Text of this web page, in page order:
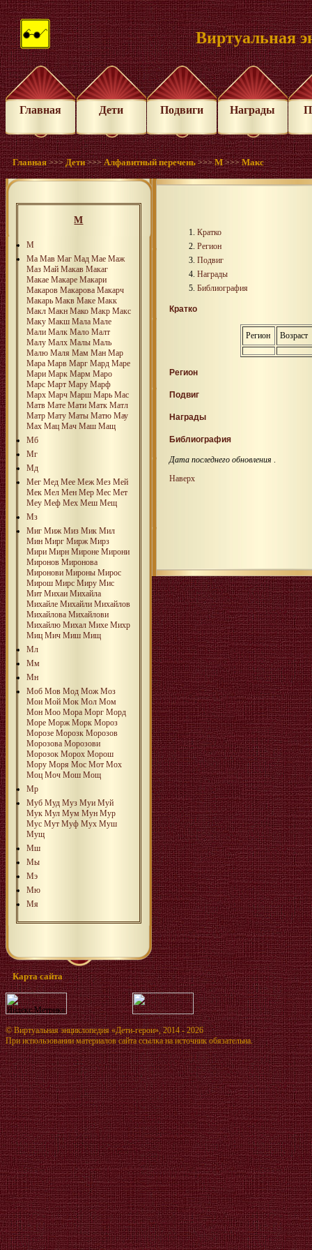
Виртуальная
Главная Дети Подвиги Награды
Главная >>>Дети >>>Алфавитный перечень >>>М >>>Макс
М
М
Ма Мав Маг Мад Мае Маж
Маз Май Макав Макаг
Макае Макаре Макари
Макаров Макарова Макарч
Макарь Макв Макe Макк
Макл Макн Мако Макр Макс
Маку Макш Мала Мале
Мали Малк Мало Малт
Малу Малх Малы Маль
Малю Маля Мам Ман Мар
Мара Марв Марг Мард Маре
Мари Марк Марм Маро
Марс Март Мару Марф
Марх Марч Марш Марь Мас
Матв Мате Мати Матк Матл
Матр Мату Маты Матю Мау
Мах Мац Мач Маш Мащ
Мб
Мг
Мд
Мег Мед Мее Меж Мез Мей
Мек Мел Мен Мер Мес Мет
Меу Меф Мех Меш Мещ
Мз
Миг Миж Миз Мик Мил
Мин Мирг Мирж Мирз
Мири Мирн Мироне Мирони
Миронов Миронова
Миронови Мироны Мирос
Мирош Мирс Миру Мис
Мит Михаи Михайла
Михайле Михайли Михайлов
Михайлова Михайлови
Михайлю Михал Михе Михр
Миц Мич Миш Мищ
Мл
Мм
Мн
Моб Мов Мод Мож Моз
Мои Мой Мок Мол Мом
Мон Моо Мора Морг Морд
Море Морж Морк Мороз
Морозе Морозк Морозов
Морозова Морозови
Морозок Морох Морош
Мору Моря Мос Мот Мох
Моц Моч Мош Мощ
Мр
Муб Муд Муз Муи Муй
Мук Мул Мум Мун Мур
Мус Мут Муф Мух Муш
Мущ
Мш
Мы
Мэ
Мю
Мя
Кратко
Регион
Подвиг
Награды
Библиография
Кратко
Регион Возраст
Регион
Подвиг
Награды
Библиография
Дата последнего обновления
Наверх
Карта сайта
©Виртуальная энциклопедия «Дети-герои», 2014 - 2026
При использовании материалов сайта ссылка на источник обязательна.